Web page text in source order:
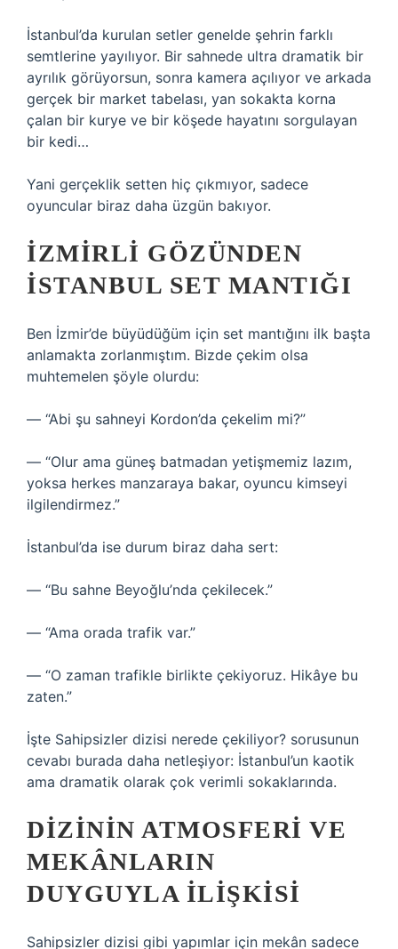
İstanbul’da kurulan setler genelde şehrin farklı
semtlerine yayılıyor. Bir sahnede ultra dramatik bir
ayrılık görüyorsun, sonra kamera açılıyor ve arkada
gerçek bir market tabelası, yan sokakta korna
çalan bir kurye ve bir köşede hayatını sorgulayan
bir kedi…
Yani gerçeklik setten hiç çıkmıyor, sadece
oyuncular biraz daha üzgün bakıyor.
İZMIRLI GÖZÜNDEN
İSTANBUL SET MANTIĞI
Ben İzmir’de büyüdüğüm için set mantığını ilk başta
anlamakta zorlanmıştım. Bizde çekim olsa
muhtemelen şöyle olurdu:
— “Abi şu sahneyi Kordon’da çekelim mi?”
— “Olur ama güneş batmadan yetişmemiz lazım,
yoksa herkes manzaraya bakar, oyuncu kimseyi
ilgilendirmez.”
İstanbul’da ise durum biraz daha sert:
— “Bu sahne Beyoğlu’nda çekilecek.”
— “Ama orada trafik var.”
— “O zaman trafikle birlikte çekiyoruz. Hikâye bu
zaten.”
İşte Sahipsizler dizisi nerede çekiliyor? sorusunun
cevabı burada daha netleşiyor: İstanbul’un kaotik
ama dramatik olarak çok verimli sokaklarında.
DIZININ ATMOSFERI VE
MEKÂNLARIN
DUYGUYLA ILIŞKISI
Sahipsizler dizisi gibi yapımlar için mekân sadece